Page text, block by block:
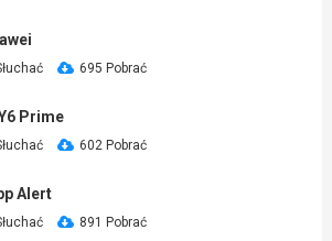
695 Pobrać
Prime
602 Pobrać
Alert
891 Pobrać